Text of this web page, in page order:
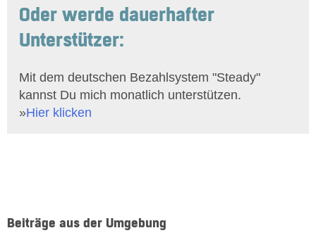
Oder werde dauerhafter
Unterstützer:
Mit dem deutschen Bezahlsystem "Steady"
kannst Du mich monatlich unterstützen.
»Hier klicken
Beiträge aus der Umgebung